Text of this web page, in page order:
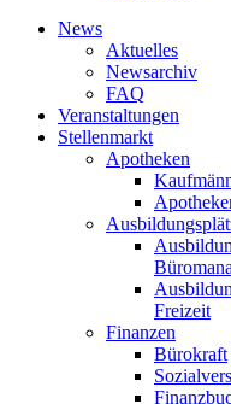
News
Aktuelles
Newsarchiv
FAQ
Veranstaltungen
Stellenmarkt
Apotheken
Freizeit
Finanzen
Bürokraft